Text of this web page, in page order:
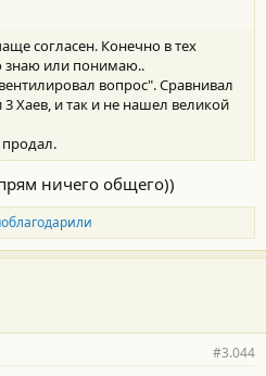
согласен. Конечно в тех
знаю или понимаю..
вопрос". Сравнивал
Хаев, и так и не нашел великой
продал.
ничего общего))
#3.044